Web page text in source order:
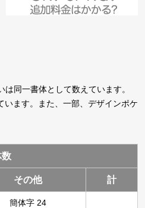
同一書体として数えています。
います。また、一部、デザインポケ
数
その他 計
簡体字 24